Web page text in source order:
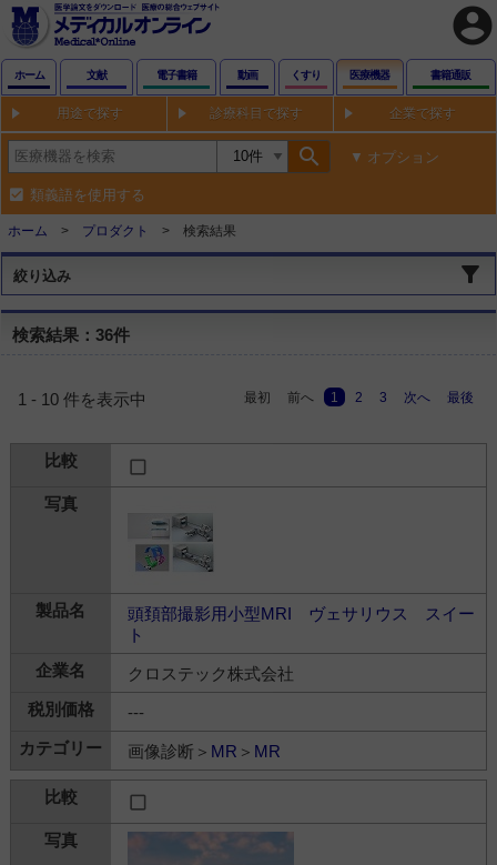
account_circle
ホーム 文献 電子書籍 動画 くすり 医療機器 書籍通販
用途で探す 診療科目で探す 企業で探す
search オプション
類義語を使用する
ホーム プロダクト 検索結果
絞り込み
検索結果：36件
1 - 10 件を表示中 最初 前へ 1 2 3 次へ 最後
頭頚部撮影用小型MRI ヴェサリウス スイー
ト
クロステック株式会社
---
画像診断＞ MR ＞ MR